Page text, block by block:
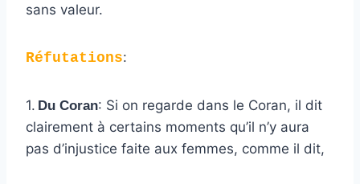
sans valeur.
Réfutations:
1. Du Coran: Si on regarde dans le Coran, il dit
clairement à certains moments qu’il n’y aura
pas d’injustice faite aux femmes, comme il dit,